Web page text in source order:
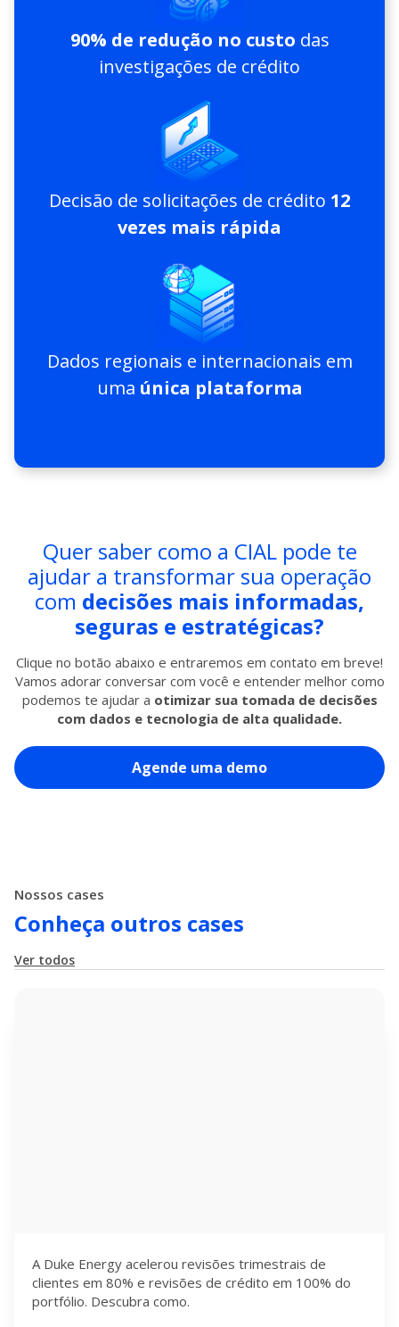
90% de redução no custo das
investigações de crédito
Decisão de solicitações de crédito 12
vezes mais rápida
Dados regionais e internacionais em
uma única plataforma​
Quer saber como a CIAL pode te
ajudar a transformar sua operação
com decisões mais informadas,
seguras e estratégicas?
Clique no botão abaixo e entraremos em contato em breve!
Vamos adorar conversar com você e entender melhor como
podemos te ajudar a otimizar sua tomada de decisões
com dados e tecnologia de alta qualidade.
Agende uma demo
Nossos cases
Conheça outros cases
Ver todos
A Duke Energy acelerou revisões trimestrais de
clientes em 80% e revisões de crédito em 100% do
portfólio. Descubra como.